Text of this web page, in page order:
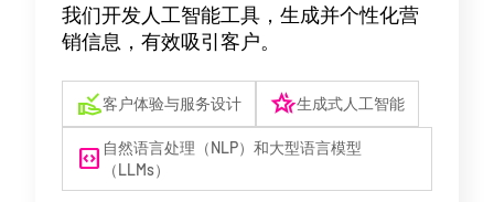
我们开发人工智能工具，生成并个性化营
销信息，有效吸引客户。
approval_delegation客户体验与服务设计 hotel_class生成式人工智能
code_blocks 自然语言处理（NLP）和大型语言模型
（LLMs）